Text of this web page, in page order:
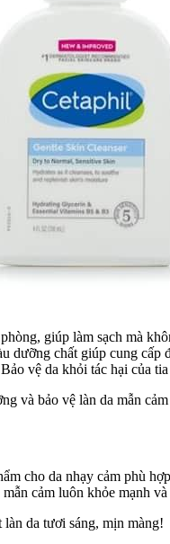
giúp làm sạch mà
dưỡng chất giúp cung cấp
vệ da khỏi tác hại của
và bảo vệ làn da mẫn
cho da nhạy cảm phù
cảm luôn khỏe mạnh và
da tươi sáng, mịn màng!